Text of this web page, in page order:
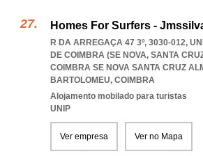
Homes For Surfers -
R DA ARREGAÇA 47 3º, 3030-012,
DE COIMBRA (SE NOVA, SANTA
COIMBRA SE NOVA SANTA CRUZ
BARTOLOMEU, COIMBRA
Alojamento mobilado para turistas
UNIP
Ver empresa Ver no Mapa